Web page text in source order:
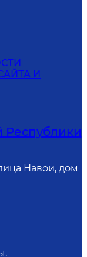
И
Республики
Навои, дом